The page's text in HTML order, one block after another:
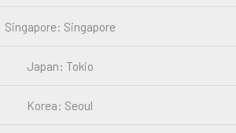
Singapore: Singapore
Japan: Tokio
Korea: Seoul